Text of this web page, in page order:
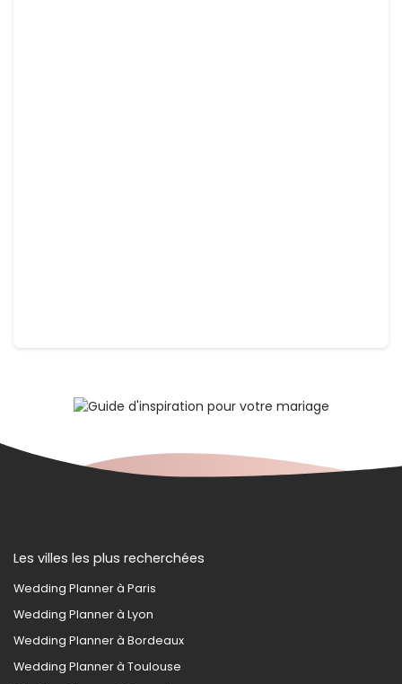
Les villes les plus recherchées
Wedding Planner à Paris
Wedding Planner à Lyon
Wedding Planner à Bordeaux
Wedding Planner à Toulouse